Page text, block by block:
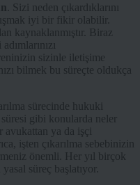
. Sizi neden çıkardıklarını
iyi bir fikir olabilir.
kaynaklanmıştır. Biraz
sizinle iletişime
bilmek bu süreçte oldukça
sürecinde hukuki
süresi gibi konularda neler
ya da işçi
işten çıkarılma sebebinizin
önemli. Her yıl birçok
süreç başlatıyor.